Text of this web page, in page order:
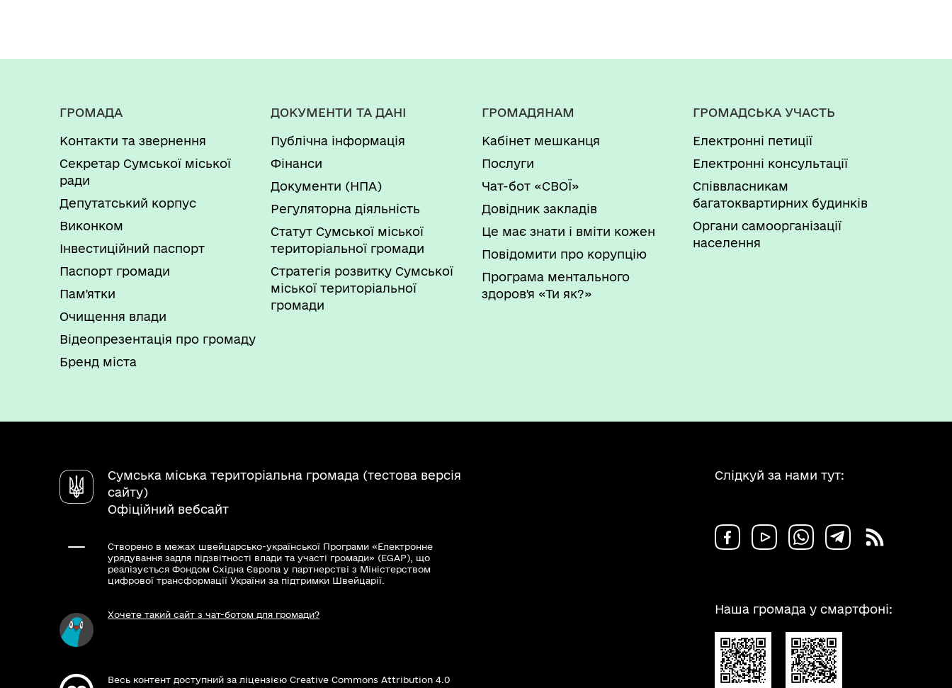
ГРОМАДА
Контакти та звернення
Секретар Сумської міської
ради
Депутатський корпус
Виконком
Інвестиційний паспорт
Паспорт громади
Пам'ятки
Очищення влади
Відеопрезентація про громаду
Бренд міста
ДОКУМЕНТИ ТА ДАНІ
Публічна інформація
Фінанси
Документи (НПА)
Регуляторна діяльність
Статут Сумської міської
територіальної громади
Стратегія розвитку Сумської
міської територіальної
громади
ГРОМАДЯНАМ
Кабінет мешканця
Послуги
Чат-бот «СВОЇ»
Довідник закладів
Це має знати і вміти кожен
Повідомити про корупцію
Програма ментального
здоров'я «Ти як?»
ГРОМАДСЬКА УЧАСТЬ
Електронні петиції
Електронні консультації
Співвласникам
багатоквартирних будинків
Органи самоорганізації
населення
Сумська міська територіальна громада (тестова версія
сайту)
Офіційний вебсайт
Створено в межах швейцарсько-української Програми «Електронне
урядування задля підзвітності влади та участі громади» (EGAP), що
реалізується Фондом Східна Європа у партнерстві з Міністерством
цифрової трансформації України за підтримки Швейцарії.
Хочете такий сайт з чат-ботом для громади?
Весь контент доступний за ліцензією Creative Commons Attribution 4.0
Слідкуй за нами тут:
Наша громада у смартфоні: